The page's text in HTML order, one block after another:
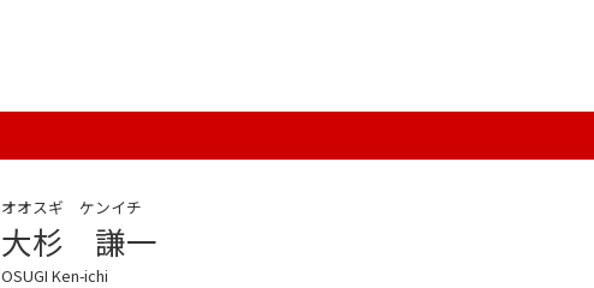
オオスギ ケンイチ
大杉 謙一
OSUGI Ken-ichi